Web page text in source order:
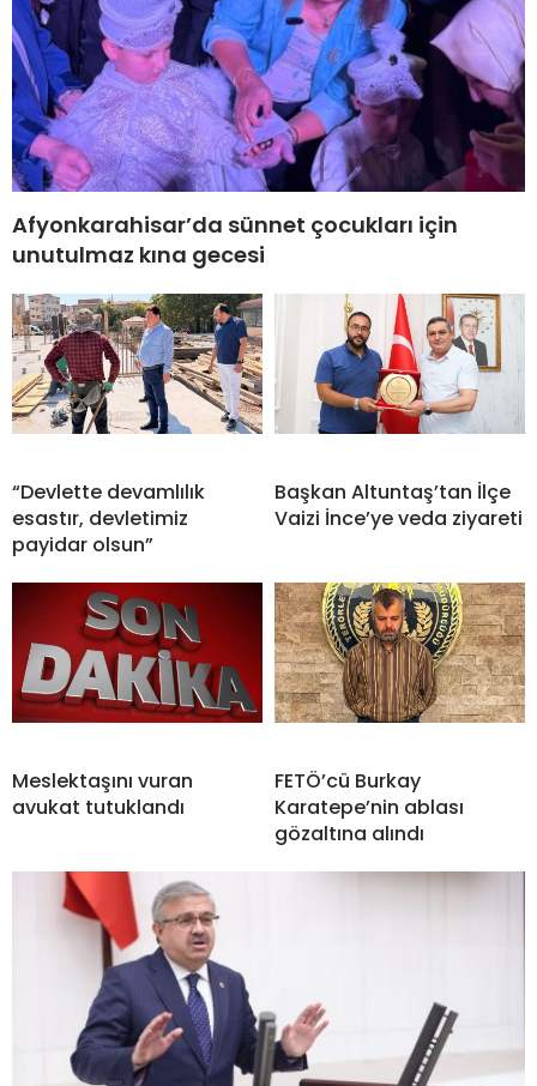
Afyonkarahisar’da sünnet çocukları için
unutulmaz kına gecesi
“Devlette devamlılık
esastır, devletimiz
payidar olsun”
Başkan Altuntaş’tan İlçe
Vaizi İnce’ye veda ziyareti
Meslektaşını vuran
avukat tutuklandı
FETÖ’cü Burkay
Karatepe’nin ablası
gözaltına alındı